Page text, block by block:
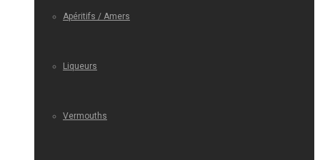
Apéritifs / Amers
Liqueurs
Vermouths